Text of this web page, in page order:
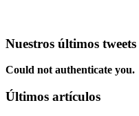
Nuestros últimos tweets
Could not authenticate you.
Últimos artículos